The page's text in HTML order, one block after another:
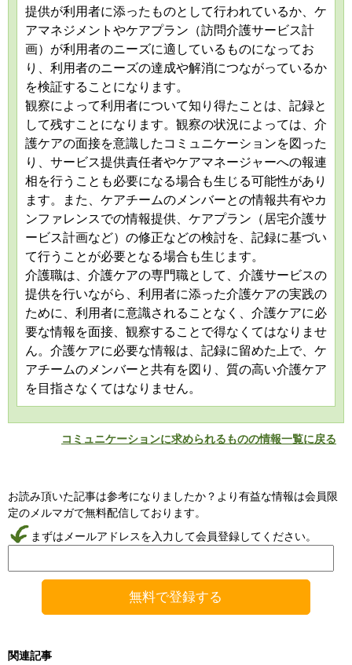
提供が利用者に添ったものとして行われているか、ケ
アマネジメントやケアプラン（訪問介護サービス計
画）が利用者のニーズに適しているものになってお
り、利用者のニーズの達成や解消につながっているか
を検証することになります。
観察によって利用者について知り得たことは、記録と
して残すことになります。観察の状況によっては、介
護ケアの面接を意識したコミュニケーションを図った
り、サービス提供責任者やケアマネージャーへの報連
相を行うことも必要になる場合も生じる可能性があり
ます。また、ケアチームのメンバーとの情報共有やカ
ンファレンスでの情報提供、ケアプラン（居宅介護サ
ービス計画など）の修正などの検討を、記録に基づい
て行うことが必要となる場合も生じます。
介護職は、介護ケアの専門職として、介護サービスの
提供を行いながら、利用者に添った介護ケアの実践の
ために、利用者に意識されることなく、介護ケアに必
要な情報を面接、観察することで得なくてはなりませ
ん。介護ケアに必要な情報は、記録に留めた上で、ケ
アチームのメンバーと共有を図り、質の高い介護ケア
を目指さなくてはなりません。
コミュニケーションに求められるものの情報一覧に戻る
お読み頂いた記事は参考になりましたか？より有益な情報は会員限
定のメルマガで無料配信しております。
まずはメールアドレスを入力して会員登録してください。
関連記事